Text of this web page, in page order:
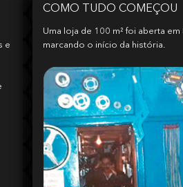
e
COMO TUDO COMEÇOU
Uma loja de 100 m² foi aberta
marcando o início da história.